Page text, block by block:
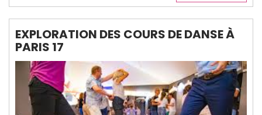
EXPLORATION DES COURS DE DANSE À
PARIS 17